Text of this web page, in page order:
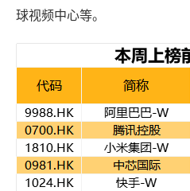
球视频中心等。